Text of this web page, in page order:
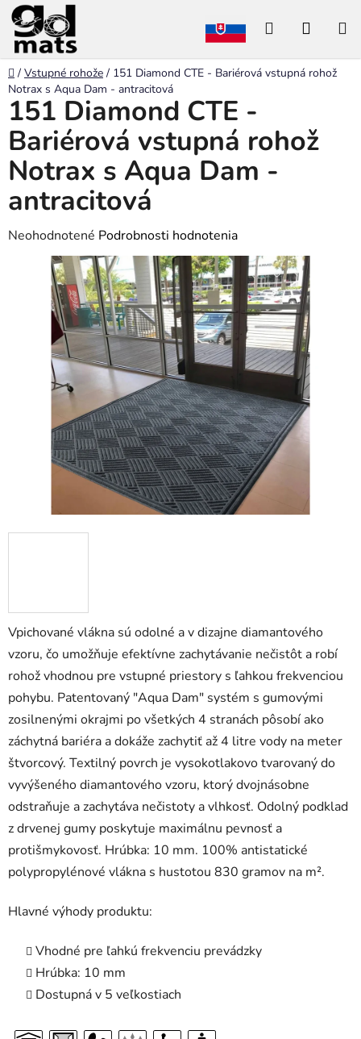
Prejsť
na
obsah
Hľadať
Domov
/ Vstupné rohože / 151 Diamond CTE - Bariérová vstupná rohož
Notrax s Aqua Dam - antracitová
Vpichované vlákna sú odolné a v dizajne diamantového
vzoru, čo umožňuje efektívne zachytávanie nečistôt a robí
rohož vhodnou pre vstupné priestory s ľahkou frekvenciou
pohybu. Patentovaný "Aqua Dam" systém s gumovými
zosilnenými okrajmi po všetkých 4 stranách pôsobí ako
záchytná bariéra a dokáže zachytiť až 4 litre vody na meter
štvorcový. Textilný povrch je vysokotlakovo tvarovaný do
vyvýšeného diamantového vzoru, ktorý dvojnásobne
odstraňuje a zachytáva nečistoty a vlhkosť. Odolný podklad
z drvenej gumy poskytuje maximálnu pevnosť a
protišmykovosť. Hrúbka: 10 mm. 100% antistatické
polypropylénové vlákna s hustotou 830 gramov na m².
Hlavné výhody produktu:
Vhodné pre ľahkú frekvenciu prevádzky
Hrúbka: 10 mm
Dostupná v 5 veľkostiach
151 Diamond CTE -
Bariérová vstupná rohož
Notrax s Aqua Dam -
antracitová
Priemerné
hodnotenie
produktu
hviezdičiek.
Neohodnotené Podrobnosti hodnotenia